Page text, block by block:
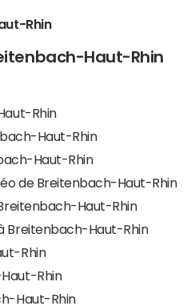
Rhin
Haut-Rhin
Rhin
Haut-Rhin
Haut-Rhin
de Breitenbach-Haut-Rhin
Haut-Rhin
Breitenbach-Haut-Rhin
Rhin
Rhin
Haut-Rhin